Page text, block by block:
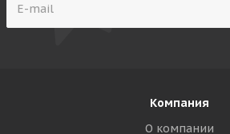
Компания
О компании